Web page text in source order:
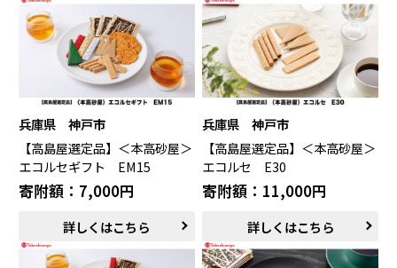
兵庫県 神戸市
【高島屋選定品】＜本高砂屋＞
エコルセギフト EM15
寄附額：7,000円
詳しくはこちら
兵庫県 神戸市
【高島屋選定品】＜本高砂屋＞
エコルセ E30
寄附額：11,000円
詳しくはこちら